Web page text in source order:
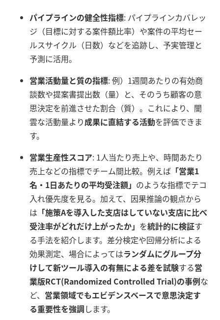
パイプラインの健全性指標: パイプラインカバレッ
ジ（目標に対する案件額比率）や案件の平均セー
ルスサイクル（日数）などを追跡し、予実管理と
予測に活用。
営業活動量と質の指標: 例）1週間あたりの有効商
談数や提案書提出数（量）と、そのうち顧客の意
思決定を前進させた割合（質）。これにより、闇
雲な活動量より成果に直結する活動を評価できま
す。
営業生産性スコア: 1人当たり売上や、時間あたり
売上などの指標でチーム間比較。例えば 「営業1
名・1日あたりの平均受注額」 のような指標でテコ
入れ優先度を見る。加えて、因果推論の観点から
は 「施策Aを導入した支店はしていない支店に比べ
受注率がどれだけ上がったか」 を統計的に検証す
る手法を紹介します。差分検定や回帰分析による
効果測定、場合によってはランダムにグループ分
けして新ツール導入の有無による差を試験する営
業版RCT(Randomized Controlled Trial)の事例な
ど、 営業領域でもエビデンスベースで意思決定す
る重要性を強調します。